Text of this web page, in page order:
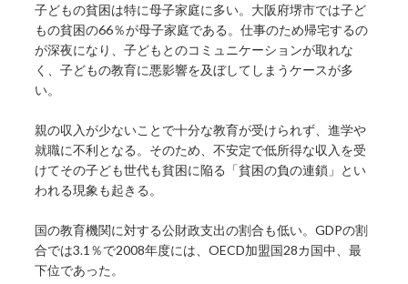
子どもの貧困は特に母子家庭に多い。大阪府堺市では子ど
もの貧困の66％が母子家庭である。仕事のため帰宅するの
が深夜になり、子どもとのコミュニケーションが取れな
く、子どもの教育に悪影響を及ぼしてしまうケースが多
い。
親の収入が少ないことで十分な教育が受けられず、進学や
就職に不利となる。そのため、不安定で低所得な収入を受
けてその子ども世代も貧困に陥る「貧困の負の連鎖」とい
われる現象も起きる。
国の教育機関に対する公財政支出の割合も低い。GDPの割
合では3.1％で2008年度には、OECD加盟国28カ国中、最
下位であった。